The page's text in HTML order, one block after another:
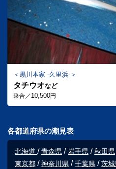
黒川本家 -久里浜-
タチウオなど
乗合／ 10,500円
各都道府県の潮見表
北海道 青森県 岩手県 秋田県
東京都
神奈川県 千葉県 茨城